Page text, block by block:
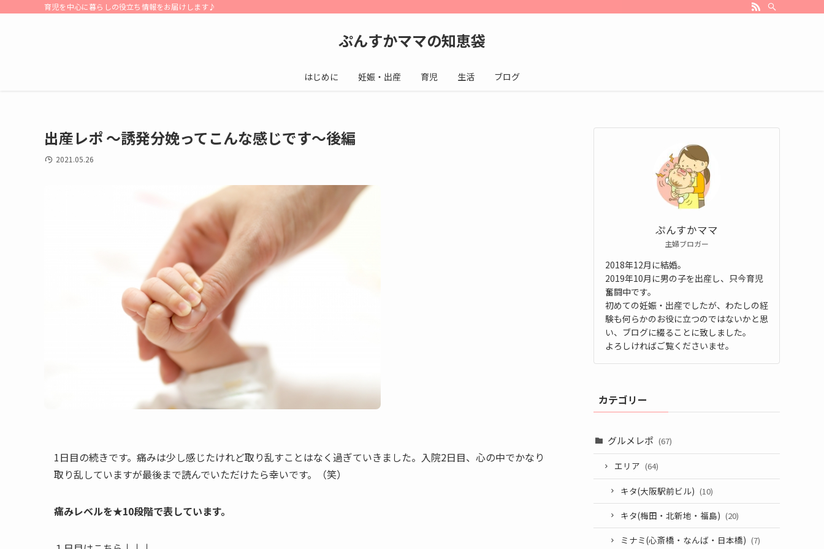
育児を中心に暮らしの役立ち情報をお届けします♪
ぷんすかママの知恵袋
はじめに 妊娠・出産 育児 生活 ブログ
出産レポ 〜誘発分娩ってこんな感じです〜後編
2021.05.26
1日目の続きです。痛みは少し感じたけれど取り乱すことはなく過ぎていきました。入院2日目、心の中でかなり
取り乱していますが最後まで読んでいただけたら幸いです。（笑）
痛みレベルを★10段階で表しています。
ぷんすかママ
主婦ブロガー
2018年12月に結婚。
2019年10月に男の子を出産し、只今育児
奮闘中です。
初めての妊娠・出産でしたが、わたしの経
験も何らかのお役に立つのではないかと思
い、ブログに綴ることに致しました。
よろしければご覧くださいませ。
カテゴリー
グルメレポ (67)
エリア (64)
キタ(大阪駅前ビル) (10)
キタ(梅田・北新地・福島) (20)
ミナミ(心斎橋・なんば・日本橋) (7)